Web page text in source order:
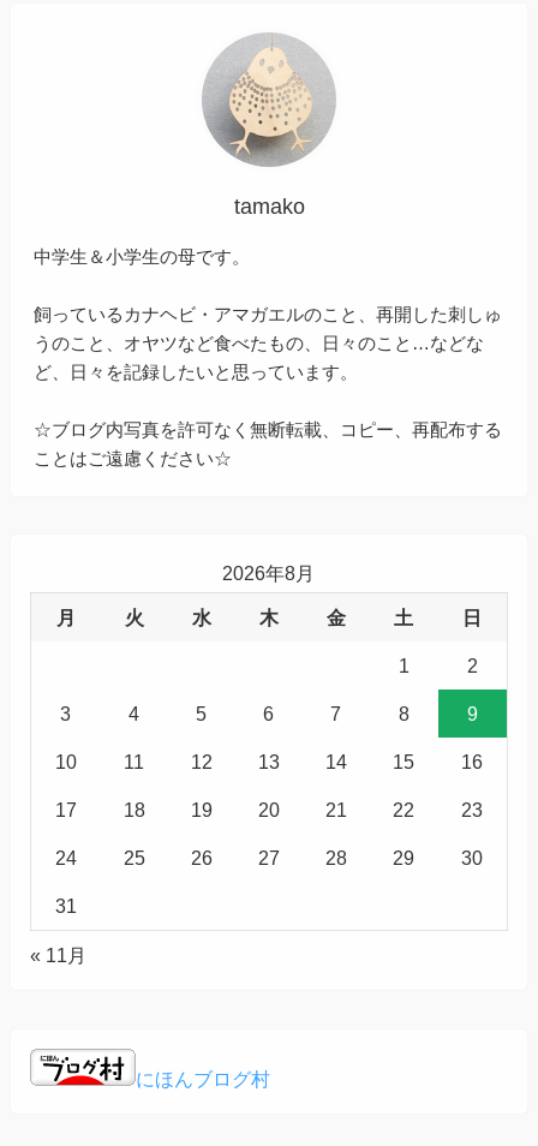
tamako
中学生＆小学生の母です。
飼っているカナヘビ・アマガエルのこと、再開した刺しゅ
うのこと、オヤツなど食べたもの、日々のこと…などな
ど、日々を記録したいと思っています。
☆ブログ内写真を許可なく無断転載、コピー、再配布する
ことはご遠慮ください☆
2026年8月
月 火 水 木 金 土 日
1 2
3 4 5 6 7 8 9
10 11 12 13 14 15 16
17 18 19 20 21 22 23
24 25 26 27 28 29 30
31
« 11月
にほんブログ村